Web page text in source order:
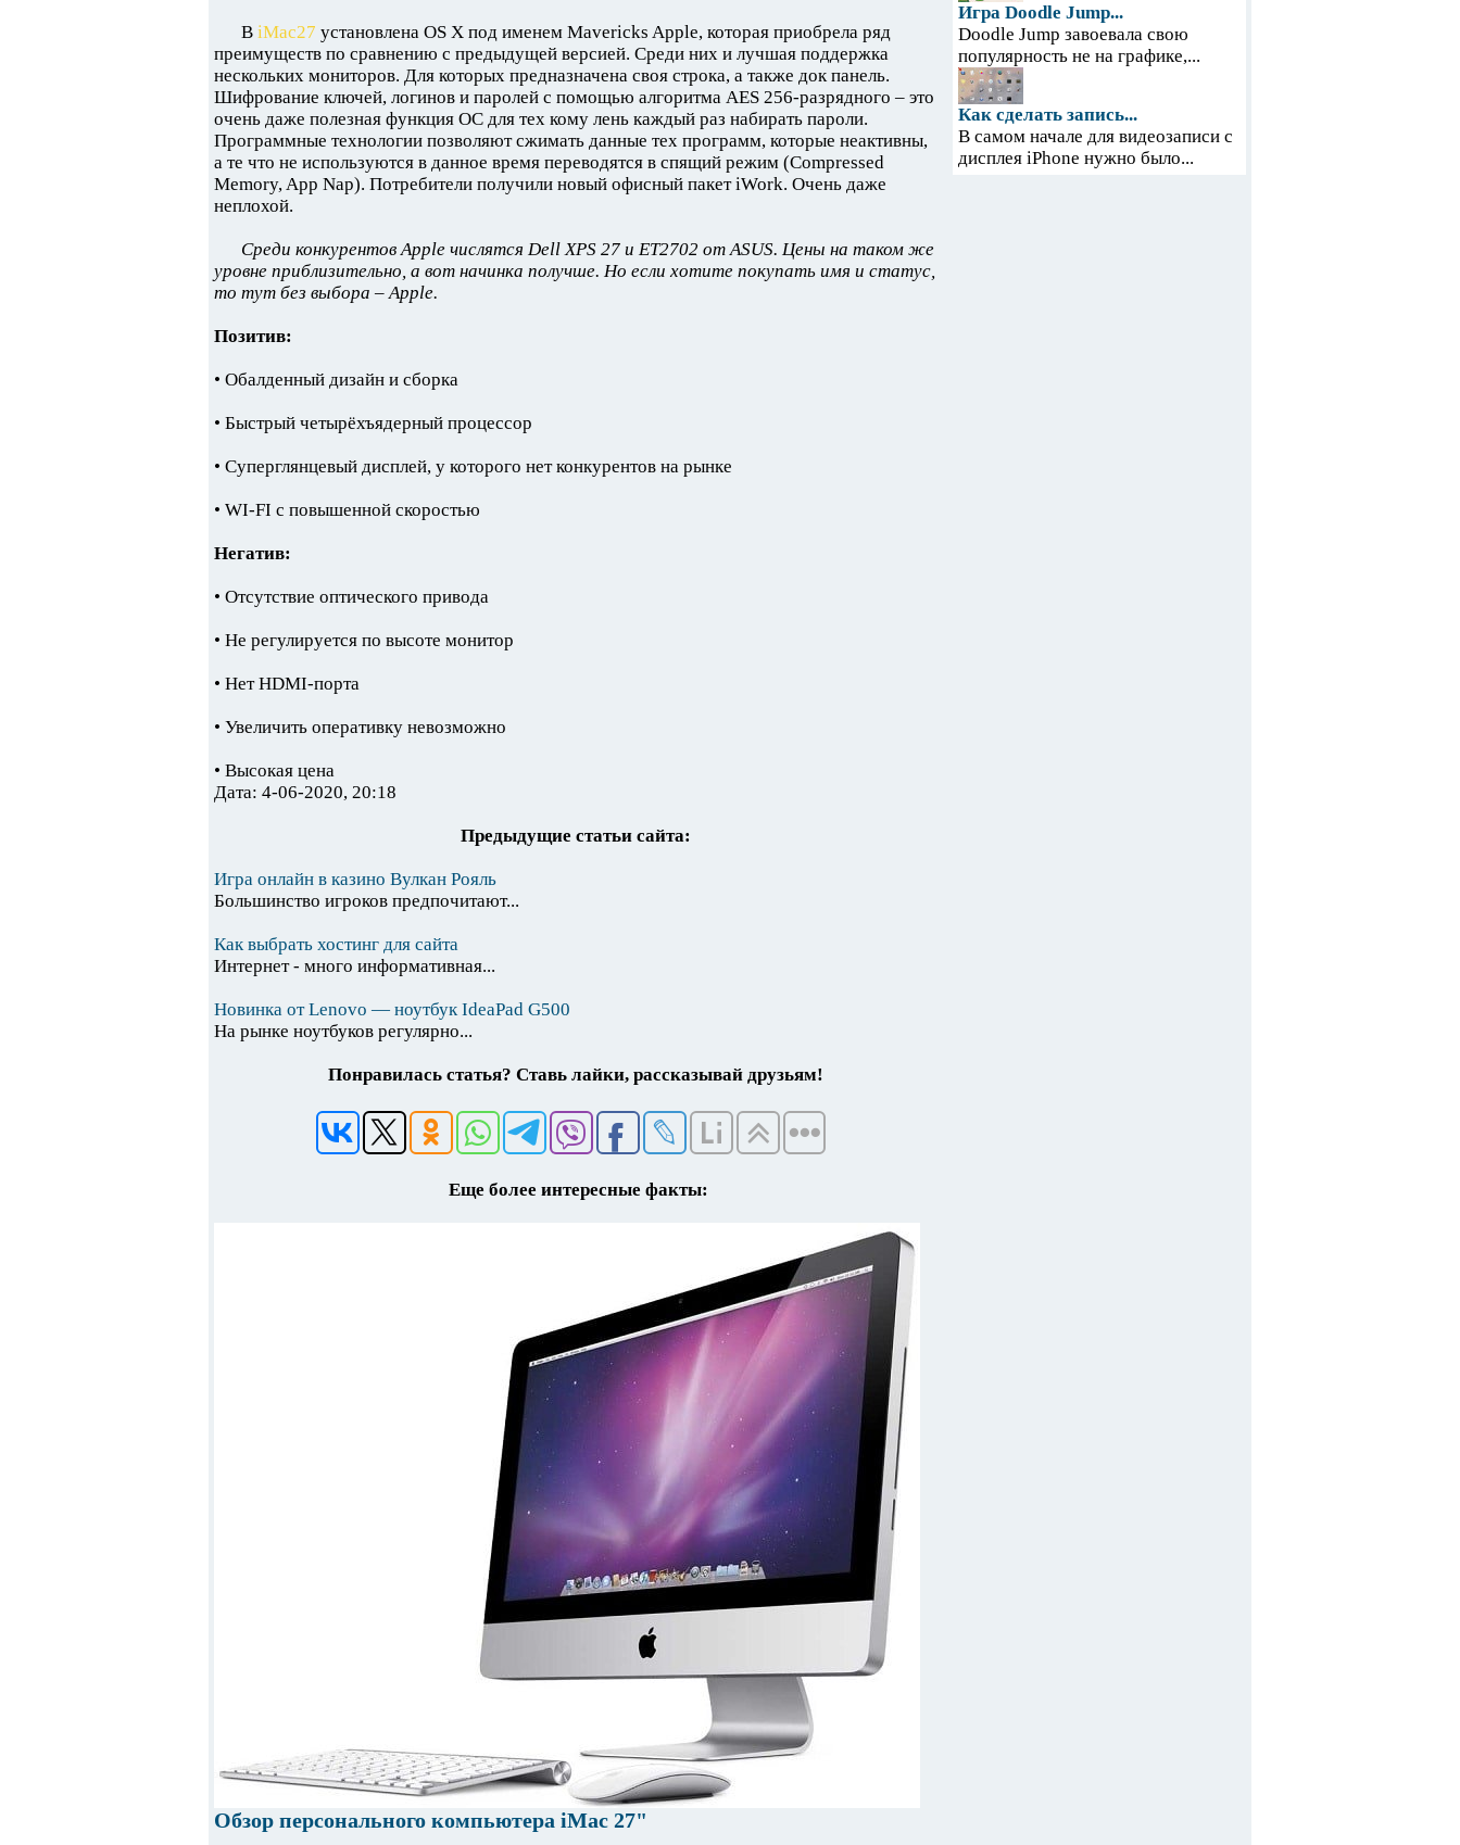
В iMac27 установлена OS X под именем Mavericks Apple, которая приобрела ряд
преимуществ по сравнению с предыдущей версией. Среди них и лучшая поддержка
нескольких мониторов. Для которых предназначена своя строка, а также док панель.
Шифрование ключей, логинов и паролей с помощью алгоритма AES 256-разрядного – это
очень даже полезная функция ОС для тех кому лень каждый раз набирать пароли.
Программные технологии позволяют сжимать данные тех программ, которые неактивны,
а те что не используются в данное время переводятся в спящий режим (Compressed
Memory, App Nap). Потребители получили новый офисный пакет iWork. Очень даже
неплохой.
Среди конкурентов Apple числятся Dell XPS 27 и ET2702 от ASUS. Цены на таком же
уровне приблизительно, а вот начинка получше. Но если хотите покупать имя и статус,
то тут без выбора – Apple.
Позитив:
• Обалденный дизайн и сборка
• Быстрый четырёхъядерный процессор
• Суперглянцевый дисплей, у которого нет конкурентов на рынке
• WI-FI с повышенной скоростью
Негатив:
• Отсутствие оптического привода
• Не регулируется по высоте монитор
• Нет HDMI-порта
• Увеличить оперативку невозможно
• Высокая цена
Дата: 4-06-2020, 20:18
Предыдущие статьи сайта:
Игра онлайн в казино Вулкан Рояль
Большинство игроков предпочитают...
Как выбрать хостинг для сайта
Интернет - много информативная...
Новинка от Lenovo — ноутбук IdeaPad G500
На рынке ноутбуков регулярно...
Понравилась статья? Ставь лайки, рассказывай друзьям!
Еще более интересные факты:
Обзор персонального компьютера iMac 27"
Игра Doodle Jump...
Doodle Jump завоевала свою
популярность не на графике,...
Как сделать запись...
В самом начале для видеозаписи с
дисплея iPhone нужно было...